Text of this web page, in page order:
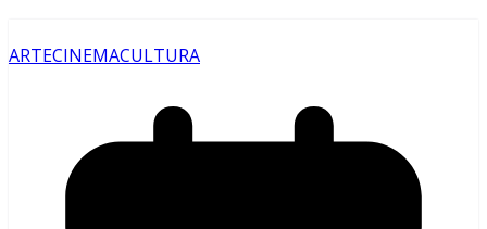
ARTECINEMACULTURA